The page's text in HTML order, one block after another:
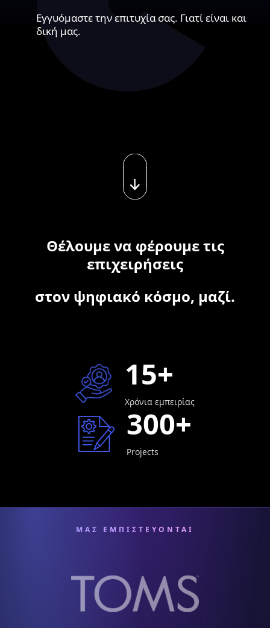
Εγγυόμαστε την επιτυχία σας. Γιατί είναι και
δική μας.
Θέλουμε να φέρουμε τις
επιχειρήσεις
στον ψηφιακό κόσμο, μαζί.
15+
Χρόνια εμπειρίας
300+
Projects